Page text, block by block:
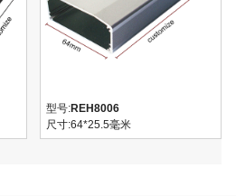
型号:REH8006
尺寸:64*25.5毫米